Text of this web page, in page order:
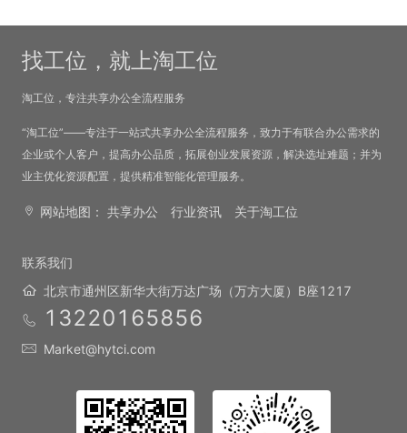
找工位，就上淘工位
淘工位，专注共享办公全流程服务
“淘工位”——专注于一站式共享办公全流程服务，致力于有联合办公需求的
企业或个人客户，提高办公品质，拓展创业发展资源，解决选址难题；并为
业主优化资源配置，提供精准智能化管理服务。
网站地图： 共享办公 行业资讯 关于淘工位
联系我们
北京市通州区新华大街万达广场（万方大厦）B座1217
13220165856
Market@hytci.com